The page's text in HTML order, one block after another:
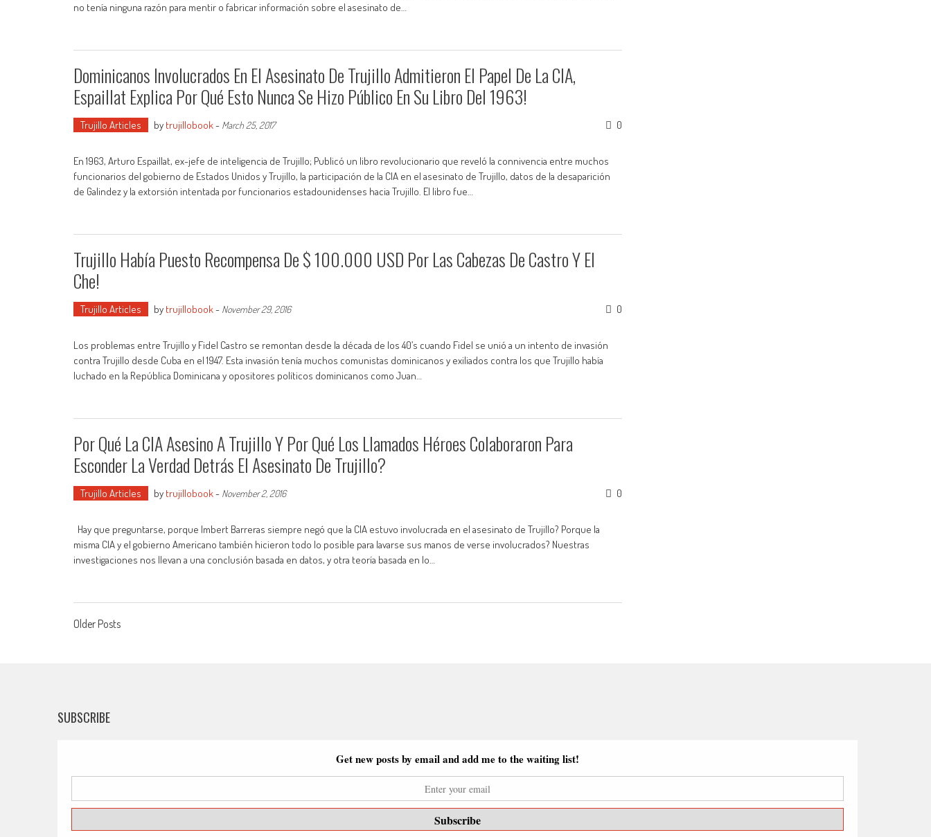
no tenía ninguna razón para mentir o fabricar información sobre el asesinato de…
Dominicanos Involucrados En El Asesinato De Trujillo Admitieron El Papel De La CIA,
Espaillat Explica Por Qué Esto Nunca Se Hizo Público En Su Libro Del 1963!
Trujillo Articles by trujillobook- March 25, 2017 0
En 1963, Arturo Espaillat, ex-jefe de inteligencia de Trujillo; Publicó un libro revolucionario que reveló la connivencia entre muchos
funcionarios del gobierno de Estados Unidos y Trujillo, la participación de la CIA en el asesinato de Trujillo, datos de la desaparición
de Galindez y la extorsión intentada por funcionarios estadounidenses hacia Trujillo. El libro fue…
Trujillo Había Puesto Recompensa De $ 100.000 USD Por Las Cabezas De Castro Y El
Che!
Trujillo Articles by trujillobook- November 29, 2016 0
Los problemas entre Trujillo y Fidel Castro se remontan desde la década de los 40’s cuando Fidel se unió a un intento de invasión
contra Trujillo desde Cuba en el 1947. Esta invasión tenía muchos comunistas dominicanos y exiliados contra los que Trujillo había
luchado en la República Dominicana y opositores políticos dominicanos como Juan…
Por Qué La CIA Asesino A Trujillo Y Por Qué Los Llamados Héroes Colaboraron Para
Esconder La Verdad Detrás El Asesinato De Trujillo?
Trujillo Articles by trujillobook- November 2, 2016 0
Hay que preguntarse, porque Imbert Barreras siempre negó que la CIA estuvo involucrada en el asesinato de Trujillo? Porque la
misma CIA y el gobierno Americano también hicieron todo lo posible para lavarse sus manos de verse involucrados? Nuestras
investigaciones nos llevan a una conclusión basada en datos, y otra teoría basada en lo…
Posts
Older Posts
SUBSCRIBE
Get new posts by email and add me to the waiting list!